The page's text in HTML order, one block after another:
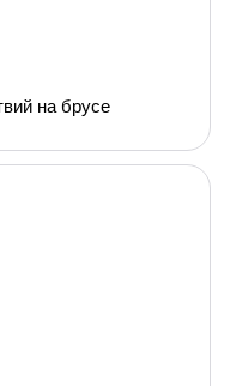
на брусе